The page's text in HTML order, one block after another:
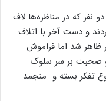
که در مناظره‌ها لاف
و دست آخر با اتلاف
ظاهر شد اما فراموش
صحبت بر سر سلوک